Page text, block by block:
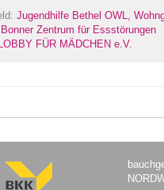
Jugendhilfe Bethel OWL,
Bonner Zentrum für Essstörungen
LOBBY FÜR MÄDCHEN e.V.